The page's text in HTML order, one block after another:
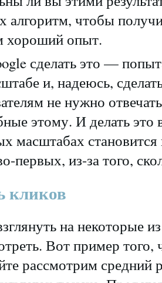
алгоритм, чтобы
хороший опыт.
сделать это —
и, надеюсь,
не нужно
этому. И делать
масштабах становится
первых, из-за того,
кликов
на некоторые
Вот пример того,
рассмотрим средний